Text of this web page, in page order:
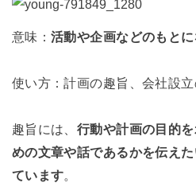
意味：活動や企画などのもと
使い方：計画の趣旨、会社設立
趣旨には、 行動や計画の目的
めの文章や話であるかを伝え
ています。